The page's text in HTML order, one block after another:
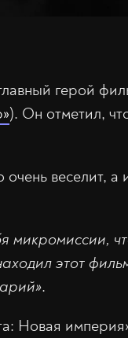
герой
). Он отметил,
очень веселит,
микромиссии,
этот
.
Новая